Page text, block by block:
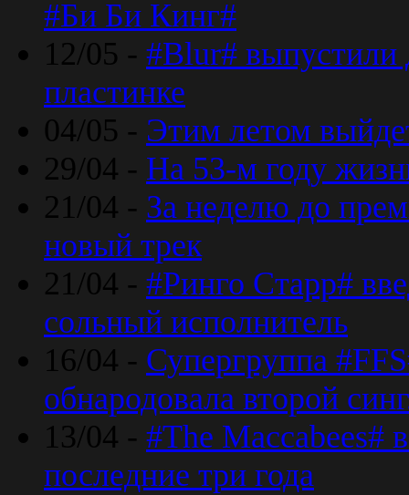
#Би Би Кинг#
12/05 - #Blur# выпустили
пластинке
04/05 - Этим летом
29/04 - На 53-м году
21/04 - За неделю до
новый трек
21/04 - #Ринго Старр#
сольный исполнитель
16/04 - Супергруппа
обнародовала второй
13/04 - #The Maccabees#
последние три года